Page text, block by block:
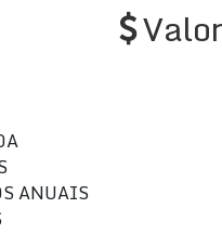
ANUAIS